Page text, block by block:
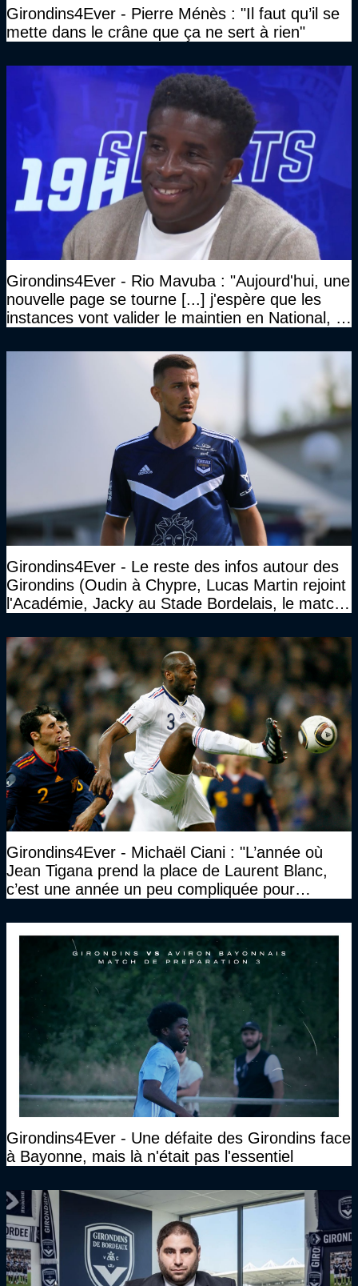
Girondins4Ever - Pierre Ménès : "Il faut qu’il se
mette dans le crâne que ça ne sert à rien"
Girondins4Ever - Rio Mavuba : "Aujourd'hui, une
nouvelle page se tourne [...] j'espère que les
instances vont valider le maintien en National, et
haut niveau"
Girondins4Ever - Le reste des infos autour des
Girondins (Oudin à Chypre, Lucas Martin rejoint
l'Académie, Jacky au Stade Bordelais, le match
Girondins4Ever - Michaël Ciani : "L’année où
Jean Tigana prend la place de Laurent Blanc,
c’est une année un peu compliquée pour
Girondins4Ever - Une défaite des Girondins face
à Bayonne, mais là n'était pas l'essentiel